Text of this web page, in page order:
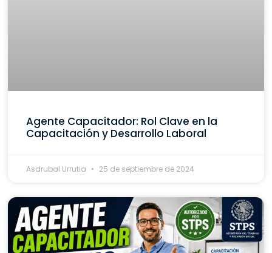
Agente Capacitador: Rol Clave en la
Capacitación y Desarrollo Laboral
Asdrubal Urrutia 25 de septiembre de 2024